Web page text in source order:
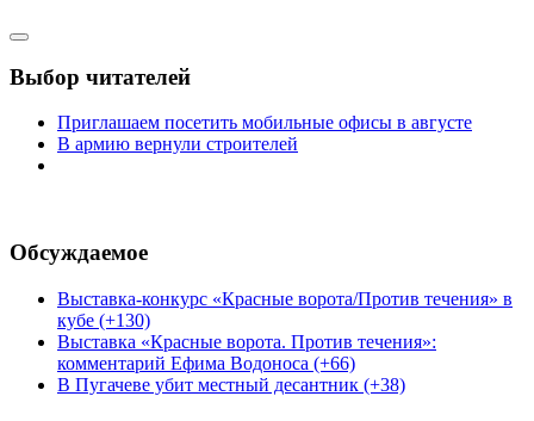
Выбор читателей
Приглашаем посетить мобильные офисы в августе
В армию вернули строителей
Обсуждаемое
Выставка-конкурс «Красные ворота/Против течения» в
кубе (+130)
Выставка «Красные ворота. Против течения»:
комментарий Ефима Водоноса (+66)
В Пугачеве убит местный десантник (+38)